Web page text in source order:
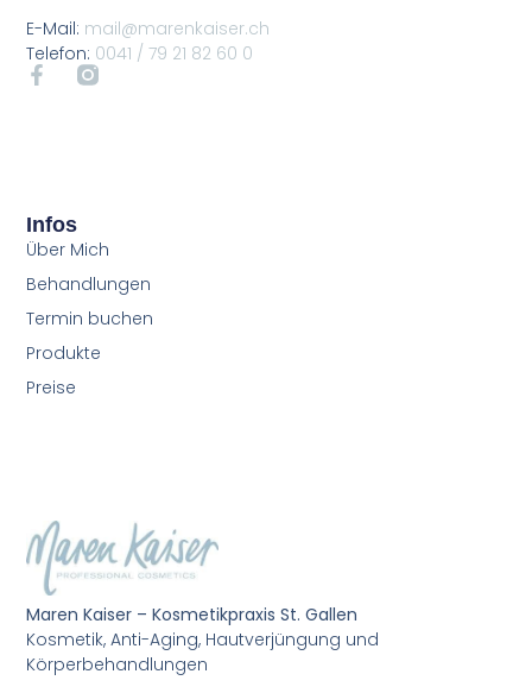
Maren Kaiser –Kosmetikpraxis St. Gallen
Kosmetik, Anti-Aging, Hautverjüngung und
Körperbehandlungen
Infos
Über Mich
Behandlungen
Termin buchen
Produkte
Preise
E-Mail: mail@marenkaiser.ch
Telefon: 0041 / 79 21 82 60 0